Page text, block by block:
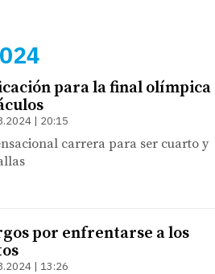
para la final olímpica
| 20:15
carrera para ser cuarto y
por enfrentarse a los
| 13:26